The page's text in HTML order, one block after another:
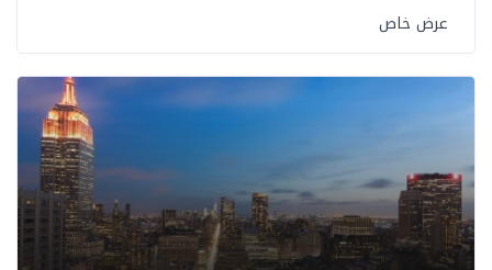
عرض خاص